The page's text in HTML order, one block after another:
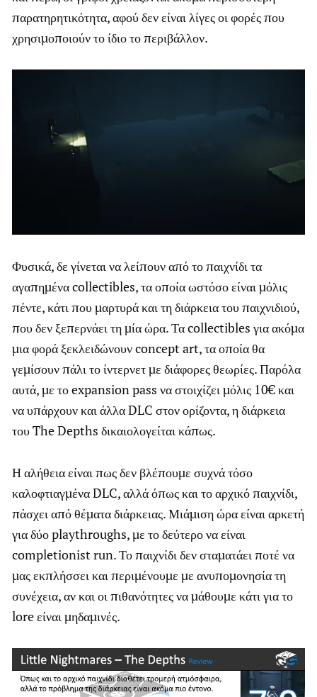
παρατηρητικότητα, αφού δεν είναι λίγες οι φορές που
χρησιμοποιούν το ίδιο το περιβάλλον.
Φυσικά, δε γίνεται να λείπουν από το παιχνίδι τα
αγαπημένα collectibles, τα οποία ωστόσο είναι μόλις
πέντε, κάτι που μαρτυρά και τη διάρκεια του παιχνιδιού,
που δεν ξεπερνάει τη μία ώρα. Τα collectibles για ακόμα
μια φορά ξεκλειδώνουν concept art, τα οποία θα
γεμίσουν πάλι το ίντερνετ με διάφορες θεωρίες. Παρόλα
αυτά, με το expansion pass να στοιχίζει μόλις 10€ και
να υπάρχουν και άλλα DLC στον ορίζοντα, η διάρκεια
του The Depths δικαιολογείται κάπως.
Η αλήθεια είναι πως δεν βλέπουμε συχνά τόσο
καλοφτιαγμένα DLC, αλλά όπως και το αρχικό παιχνίδι,
πάσχει από θέματα διάρκειας. Μιάμιση ώρα είναι αρκετή
για δύο playthroughs, με το δεύτερο να είναι
completionist run. Το παιχνίδι δεν σταματάει ποτέ να
μας εκπλήσσει και περιμένουμε με ανυπομονησία τη
συνέχεια, αν και οι πιθανότητες να μάθουμε κάτι για το
lore είναι μηδαμινές.